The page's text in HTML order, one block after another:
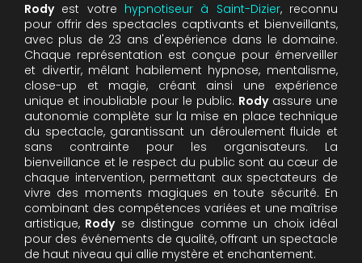
Rodyest votre hypnotiseur à Saint-Dizier, reconnu
pour offrir des spectacles captivants et bienveillants,
avec plus de 23 ans d'expérience dans le domaine.
Chaque représentation est conçue pour émerveiller
et divertir, mêlant habilement hypnose, mentalisme,
close-up et magie, créant ainsi une expérience
unique et inoubliable pour le public. Rodyassure une
autonomie complète sur la mise en place technique
du spectacle, garantissant un déroulement fluide et
sans contrainte pour les organisateurs. La
bienveillance et le respect du public sont au cœur de
chaque intervention, permettant aux spectateurs de
vivre des moments magiques en toute sécurité. En
combinant des compétences variées et une maîtrise
artistique, Rodyse distingue comme un choix idéal
pour des événements de qualité, offrant un spectacle
de haut niveau qui allie mystère et enchantement.